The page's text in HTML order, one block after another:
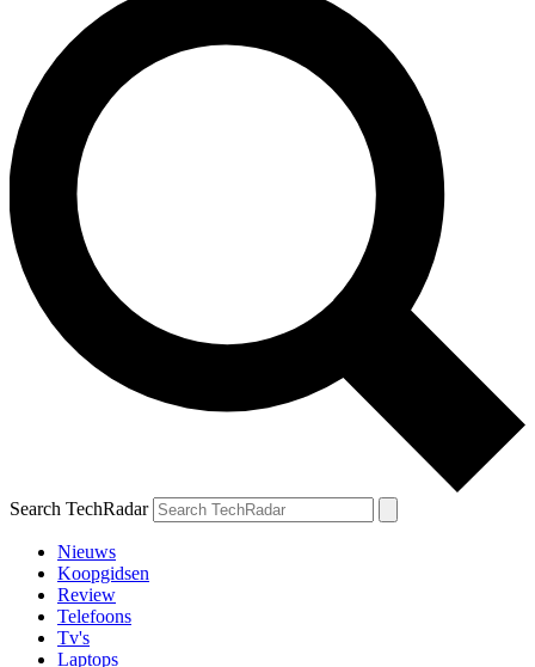
Search TechRadar
Nieuws
Koopgidsen
Review
Telefoons
Tv's
Laptops